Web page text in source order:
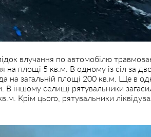
влучання по автомобілю
на площі 5 кв.м. В одному із сіл за
на загальній площі 200 кв.м. Ще в
іншому селищі рятувальники
Крім цього, рятувальники